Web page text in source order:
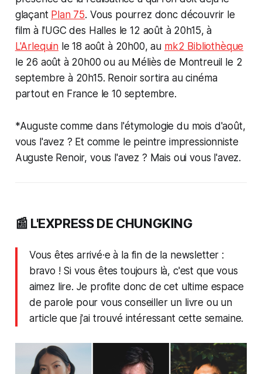
glaçant Plan 75. Vous pourrez donc découvrir le
film à l'UGC des Halles le 12 août à 20h15, à
L'Arlequin le 18 août à 20h00, au mk2 Bibliothèque
le 26 août à 20h00 ou au Méliès de Montreuil le 2
septembre à 20h15. Renoir sortira au cinéma
partout en France le 10 septembre.
*Auguste comme dans l'étymologie du mois d'août,
vous l'avez ? Et comme le peintre impressionniste
Auguste Renoir, vous l'avez ? Mais oui vous l'avez.
📰 L'EXPRESS DE CHUNGKING
Vous êtes arrivé·e à la fin de la newsletter :
bravo ! Si vous êtes toujours là, c'est que vous
aimez lire. Je profite donc de cet ultime espace
de parole pour vous conseiller un livre ou un
article que j'ai trouvé intéressant cette semaine.